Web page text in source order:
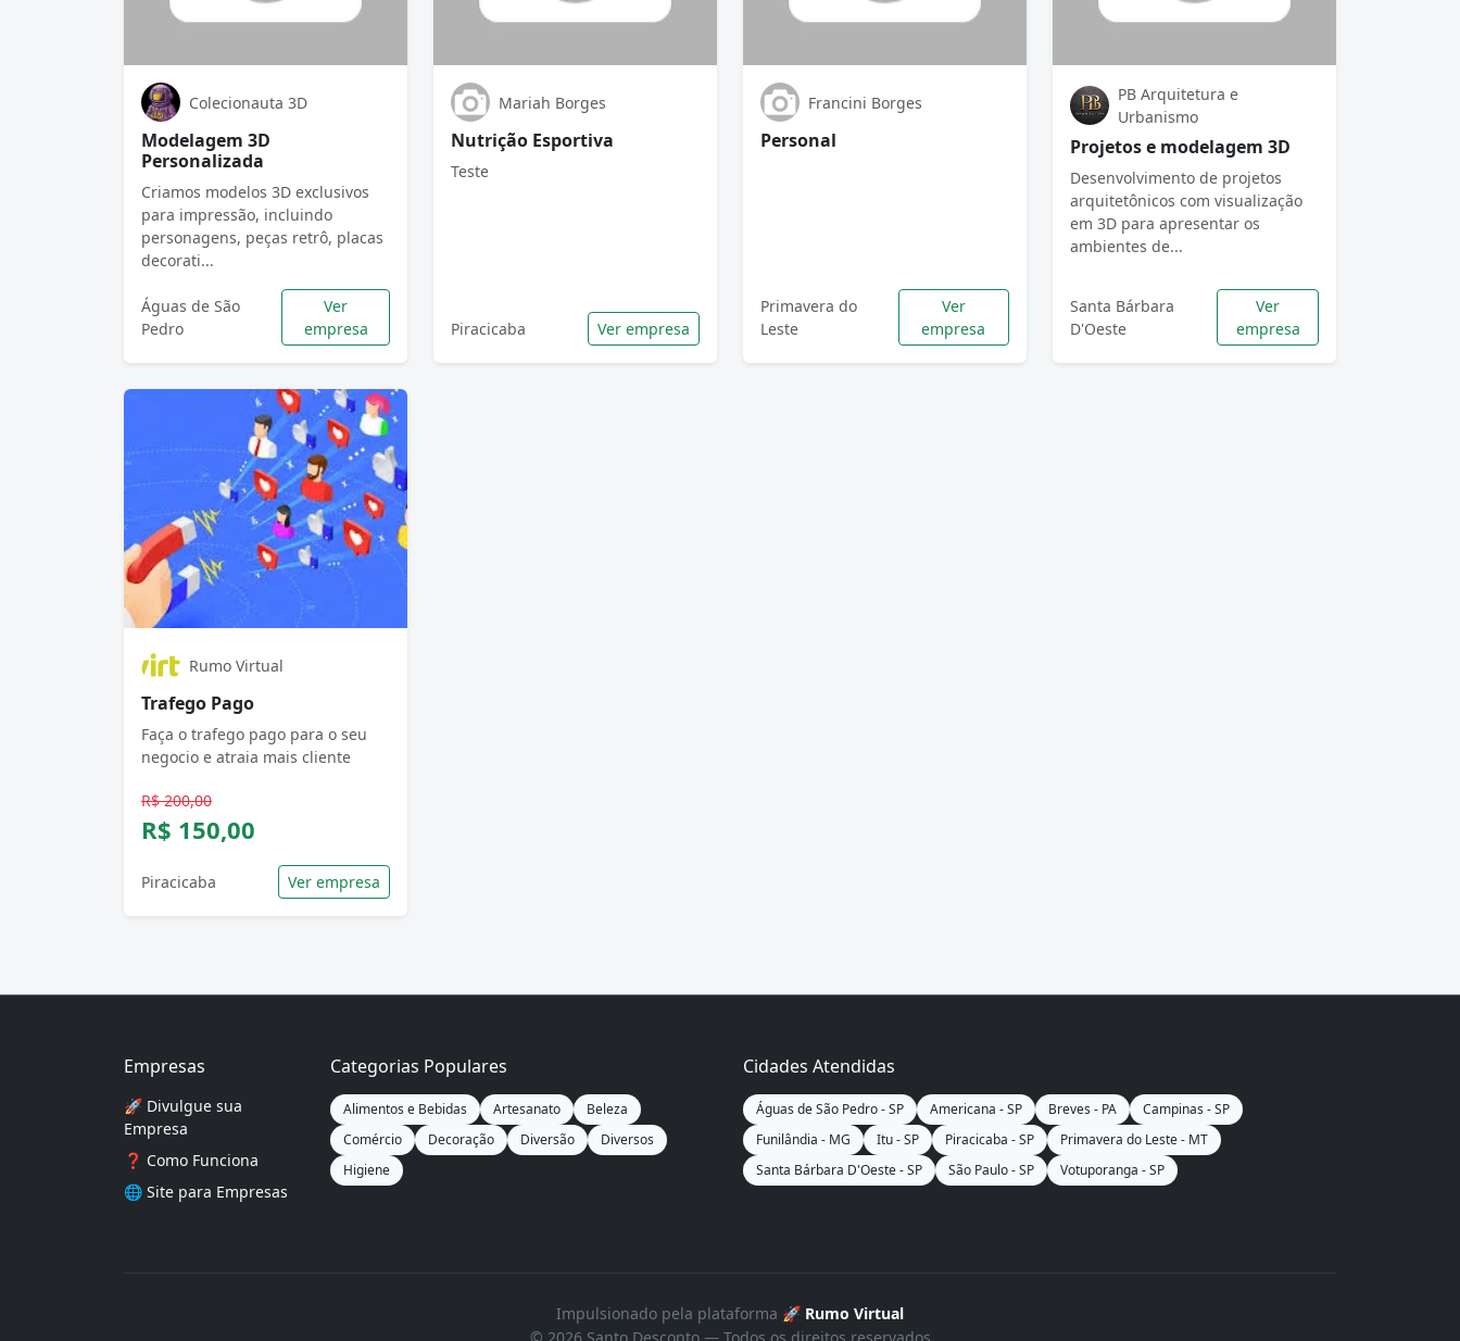
Colecionauta 3D
Modelagem 3D
Personalizada
Criamos modelos 3D exclusivos
para impressão, incluindo
personagens, peças retrô, placas
decorati...
Águas de São
Pedro
Ver
empresa
Mariah Borges
Nutrição Esportiva
Teste
Piracicaba Ver empresa
Francini Borges
Personal
Primavera do
Leste
Ver
empresa
PB Arquitetura e
Urbanismo
Projetos e modelagem 3D
Desenvolvimento de projetos
arquitetônicos com visualização
em 3D para apresentar os
ambientes de...
Santa Bárbara
D'Oeste
Ver
empresa
Rumo Virtual
Trafego Pago
Faça o trafego pago para o seu
negocio e atraia mais cliente
R$ 200,00
R$ 150,00
Piracicaba Ver empresa
Empresas
🚀 Divulgue sua
Empresa
❓ Como Funciona
🌐 Site para Empresas
Categorias Populares
Alimentos e Bebidas Artesanato
Beleza
Comércio
Decoração Diversão
Diversos
Higiene
Cidades Atendidas
Águas de São Pedro - SP Americana - SP Breves - PA
Campinas - SP
Funilândia - MG
Itu - SP Piracicaba - SP
Primavera do Leste - MT
Santa Bárbara D'Oeste - SP
São Paulo - SP Votuporanga - SP
Impulsionado pela plataforma 🚀 Rumo Virtual